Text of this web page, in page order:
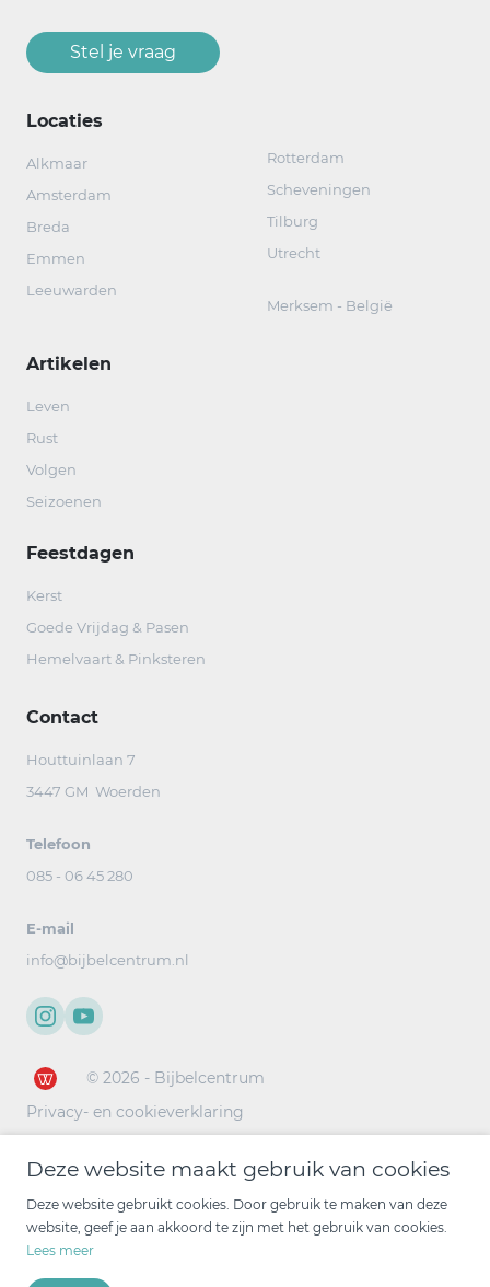
Stel je vraag
Locaties
Alkmaar
Amsterdam
Breda
Emmen
Leeuwarden
Rotterdam
Scheveningen
Tilburg
Utrecht
Merksem - België
Artikelen
Leven
Rust
Volgen
Seizoenen
Feestdagen
Kerst
Goede Vrijdag & Pasen
Hemelvaart & Pinksteren
Contact
Houttuinlaan 7
3447 GM Woerden
Telefoon
085 - 06 45 280
E-mail
info@bijbelcentrum.nl
© 2026 - Bijbelcentrum
Privacy- en cookieverklaring
Deze website maakt gebruik van cookies
Deze website gebruikt cookies. Door gebruik te maken van deze
website, geef je aan akkoord te zijn met het gebruik van cookies.
Lees meer